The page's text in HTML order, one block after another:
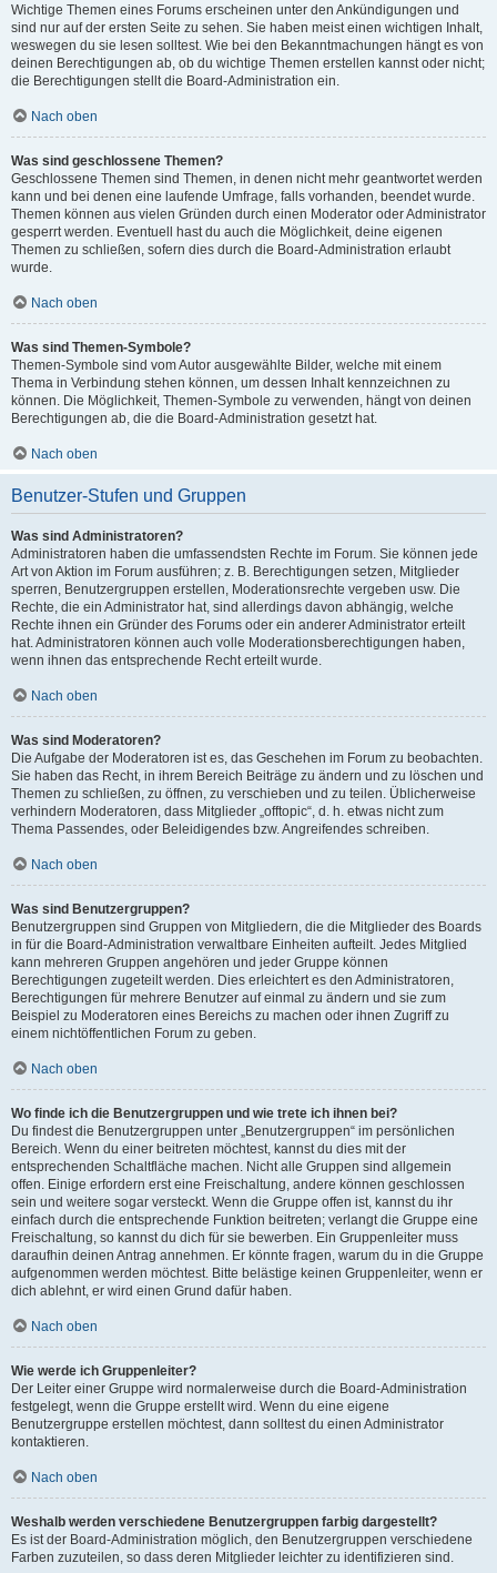
Wichtige Themen eines Forums erscheinen unter den Ankündigungen und
sind nur auf der ersten Seite zu sehen. Sie haben meist einen wichtigen Inhalt,
weswegen du sie lesen solltest. Wie bei den Bekanntmachungen hängt es von
deinen Berechtigungen ab, ob du wichtige Themen erstellen kannst oder nicht;
die Berechtigungen stellt die Board-Administration ein.
Nach oben
Was sind geschlossene Themen?
Geschlossene Themen sind Themen, in denen nicht mehr geantwortet werden
kann und bei denen eine laufende Umfrage, falls vorhanden, beendet wurde.
Themen können aus vielen Gründen durch einen Moderator oder Administrator
gesperrt werden. Eventuell hast du auch die Möglichkeit, deine eigenen
Themen zu schließen, sofern dies durch die Board-Administration erlaubt
wurde.
Nach oben
Was sind Themen-Symbole?
Themen-Symbole sind vom Autor ausgewählte Bilder, welche mit einem
Thema in Verbindung stehen können, um dessen Inhalt kennzeichnen zu
können. Die Möglichkeit, Themen-Symbole zu verwenden, hängt von deinen
Berechtigungen ab, die die Board-Administration gesetzt hat.
Nach oben
Benutzer-Stufen und Gruppen
Was sind Administratoren?
Administratoren haben die umfassendsten Rechte im Forum. Sie können jede
Art von Aktion im Forum ausführen; z. B. Berechtigungen setzen, Mitglieder
sperren, Benutzergruppen erstellen, Moderationsrechte vergeben usw. Die
Rechte, die ein Administrator hat, sind allerdings davon abhängig, welche
Rechte ihnen ein Gründer des Forums oder ein anderer Administrator erteilt
hat. Administratoren können auch volle Moderationsberechtigungen haben,
wenn ihnen das entsprechende Recht erteilt wurde.
Nach oben
Was sind Moderatoren?
Die Aufgabe der Moderatoren ist es, das Geschehen im Forum zu beobachten.
Sie haben das Recht, in ihrem Bereich Beiträge zu ändern und zu löschen und
Themen zu schließen, zu öffnen, zu verschieben und zu teilen. Üblicherweise
verhindern Moderatoren, dass Mitglieder „offtopic“, d. h. etwas nicht zum
Thema Passendes, oder Beleidigendes bzw. Angreifendes schreiben.
Nach oben
Was sind Benutzergruppen?
Benutzergruppen sind Gruppen von Mitgliedern, die die Mitglieder des Boards
in für die Board-Administration verwaltbare Einheiten aufteilt. Jedes Mitglied
kann mehreren Gruppen angehören und jeder Gruppe können
Berechtigungen zugeteilt werden. Dies erleichtert es den Administratoren,
Berechtigungen für mehrere Benutzer auf einmal zu ändern und sie zum
Beispiel zu Moderatoren eines Bereichs zu machen oder ihnen Zugriff zu
einem nichtöffentlichen Forum zu geben.
Nach oben
Wo finde ich die Benutzergruppen und wie trete ich ihnen bei?
Du findest die Benutzergruppen unter „Benutzergruppen“ im persönlichen
Bereich. Wenn du einer beitreten möchtest, kannst du dies mit der
entsprechenden Schaltfläche machen. Nicht alle Gruppen sind allgemein
offen. Einige erfordern erst eine Freischaltung, andere können geschlossen
sein und weitere sogar versteckt. Wenn die Gruppe offen ist, kannst du ihr
einfach durch die entsprechende Funktion beitreten; verlangt die Gruppe eine
Freischaltung, so kannst du dich für sie bewerben. Ein Gruppenleiter muss
daraufhin deinen Antrag annehmen. Er könnte fragen, warum du in die Gruppe
aufgenommen werden möchtest. Bitte belästige keinen Gruppenleiter, wenn er
dich ablehnt, er wird einen Grund dafür haben.
Nach oben
Wie werde ich Gruppenleiter?
Der Leiter einer Gruppe wird normalerweise durch die Board-Administration
festgelegt, wenn die Gruppe erstellt wird. Wenn du eine eigene
Benutzergruppe erstellen möchtest, dann solltest du einen Administrator
kontaktieren.
Nach oben
Weshalb werden verschiedene Benutzergruppen farbig dargestellt?
Es ist der Board-Administration möglich, den Benutzergruppen verschiedene
Farben zuzuteilen, so dass deren Mitglieder leichter zu identifizieren sind.